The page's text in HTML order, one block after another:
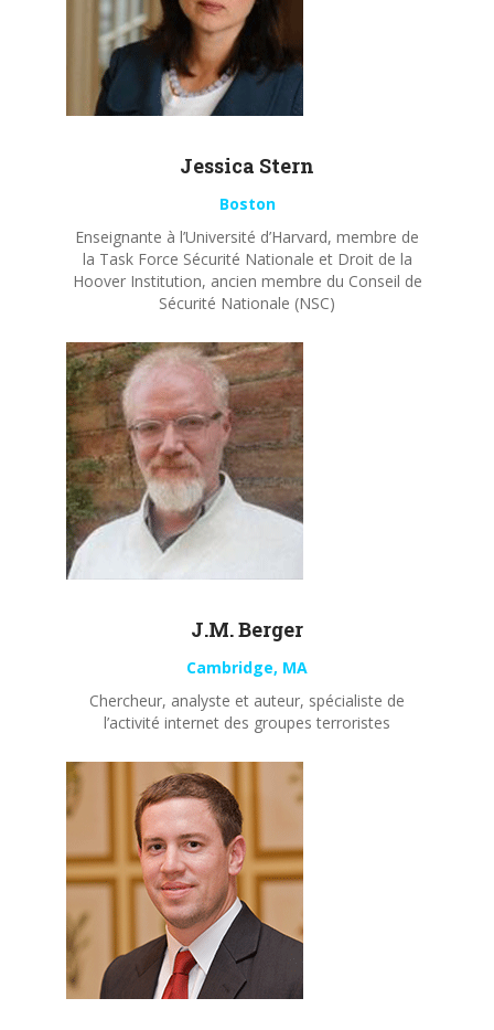
Jessica Stern
Boston
Enseignante à l’Université d’Harvard, membre de
la Task Force Sécurité Nationale et Droit de la
Hoover Institution, ancien membre du Conseil de
Sécurité Nationale (NSC)
J.M. Berger
Cambridge, MA
Chercheur, analyste et auteur, spécialiste de
l’activité internet des groupes terroristes